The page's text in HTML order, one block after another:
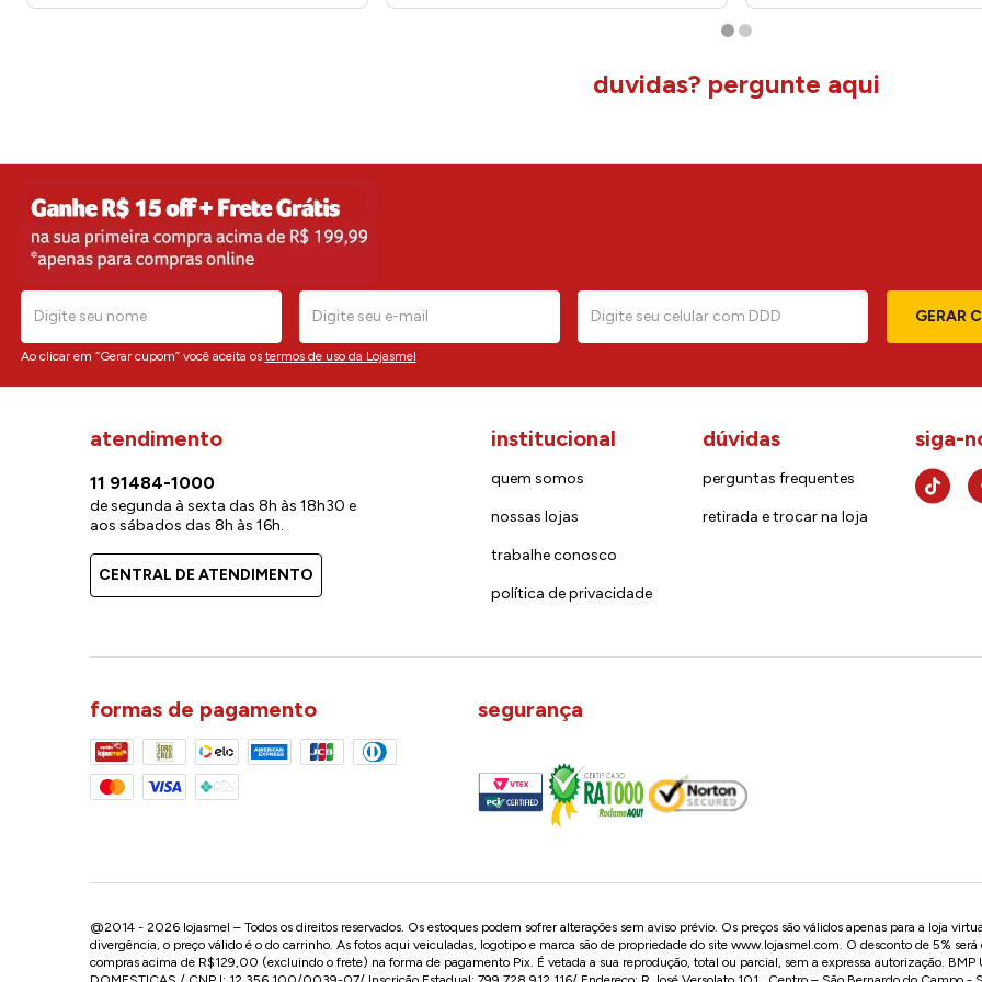
duvidas? pergunte aqui
GERAR
Ao clicar em “Gerar cupom” você aceita os termos de uso da Lojasmel
atendimento
11 91484-1000
de segunda à sexta das 8h às 18h30 e
aos sábados das 8h às 16h.
CENTRAL DE ATENDIMENTO
institucional
quem somos
nossas lojas
trabalhe conosco
política de privacidade
dúvidas
perguntas frequentes
retirada e trocar na loja
siga-
formas de pagamento segurança
@2014 - 2026 lojasmel – Todos os direitos reservados. Os estoques podem sofrer alterações sem aviso prévio. Os preços são válidos apenas para a loja
divergência, o preço válido é o do carrinho. As fotos aqui veiculadas, logotipo e marca são de propriedade do site www.lojasmel.com. O desconto de 5%
compras acima de R$129,00 (excluindo o frete) na forma de pagamento Pix. É vetada a sua reprodução, total ou parcial, sem a expressa autorização. BMP